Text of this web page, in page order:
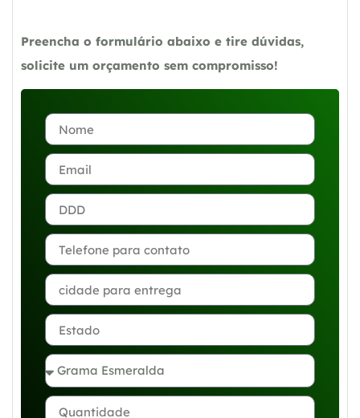
Preencha o formulário abaixo e tire dúvidas,
solicite um orçamento sem compromisso!